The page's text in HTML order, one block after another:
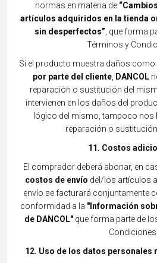
normas en materia de
artículos adquiridos en la tienda
sin desperfectos” , que forma
Términos y
Si el producto muestra daños como
por parte del cliente, DANCOL
reparación o sustitución del
intervienen en los daños del
lógico del mismo, tampoco nos
reparación o
11. Costos
El comprador deberá abonar, en
costos de envío del/los artículos
envío se facturará conjuntamente
conformidad a la "Información
de DANCOL" que forma parte de
Condiciones.
12. Uso de los datos